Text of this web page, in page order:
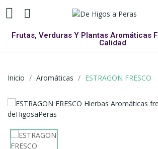
Frutas, Verduras Y Plantas Aromáticas
Calidad
Inicio Aromáticas ESTRAGON FRESCO